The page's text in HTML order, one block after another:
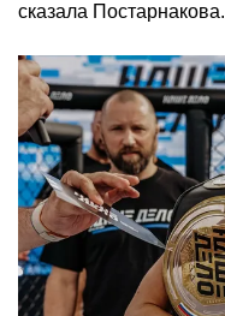
сказала Постарнакова.